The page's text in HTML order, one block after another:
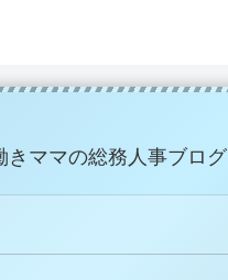
きママの総務人事ブログ